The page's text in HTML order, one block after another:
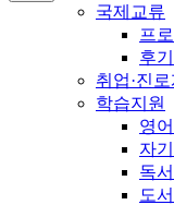
국제교류
프
후기
취업·진
학습지원
영
자
독
도